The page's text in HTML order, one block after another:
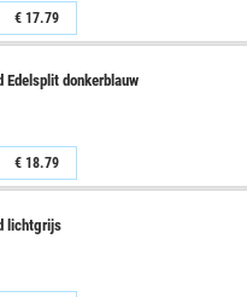
€ 17.79
Edelsplit donkerblauw
€ 18.79
lichtgrijs